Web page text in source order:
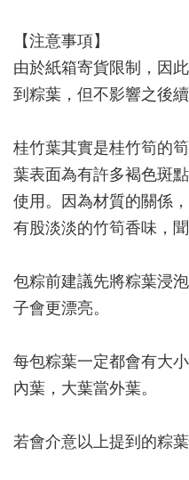
【注意事項】
由於紙箱寄貨限制，因
到粽葉，但不影響之後續
桂竹葉其實是桂竹筍的
葉表面為有許多褐色斑
使用。因為材質的關係
有股淡淡的竹筍香味，聞
包粽前建議先將粽葉浸
子會更漂亮。
每包粽葉一定都會有大
內葉，大葉當外葉。
若會介意以上提到的粽